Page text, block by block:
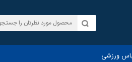
ورزشی